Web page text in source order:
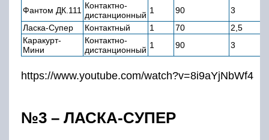
Фантом ДК.111 Контактно-
дистанционный 1 90
3
Ласка-Супер
Контактный 1 70
2,5
Каракурт-
Мини
Контактно-
дистанционный 1 90 3
https://www.youtube.com/watch?v=8i9aYjNbWf4
№3 – ЛАСКА-СУПЕР